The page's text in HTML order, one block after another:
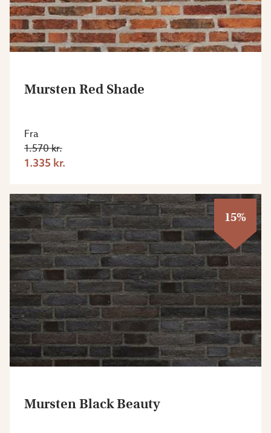
Mursten Red Shade
Fra
1.570 kr.
1.335 kr.
15%
Mursten Black Beauty